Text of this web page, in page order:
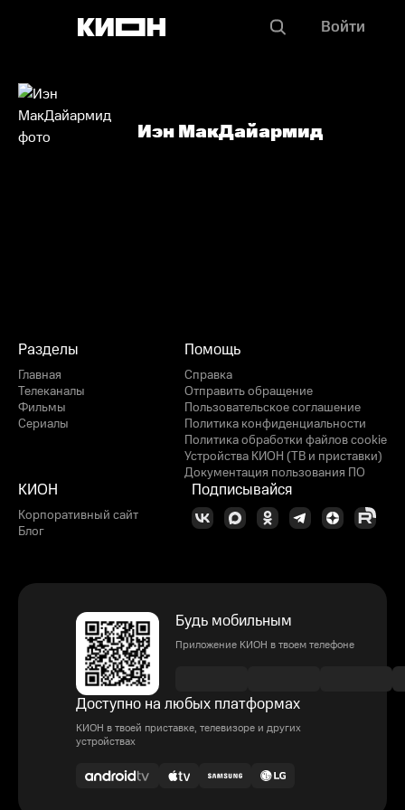
Войти
Иэн МакДайармид
Разделы
Главная
Телеканалы
Фильмы
Сериалы
Помощь
Справка
Отправить обращение
Пользовательское соглашение
Политика конфиденциальности
Политика обработки файлов cookie
Устройства КИОН (ТВ и приставки)
Документация пользования ПО
КИОН
Корпоративный сайт
Блог
Подписывайся
Будь мобильным
Приложение КИОН в твоем телефоне
Доступно на любых платформах
КИОН в твоей приставке, телевизоре и других
устройствах